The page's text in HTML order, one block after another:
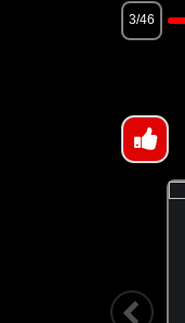
3/46